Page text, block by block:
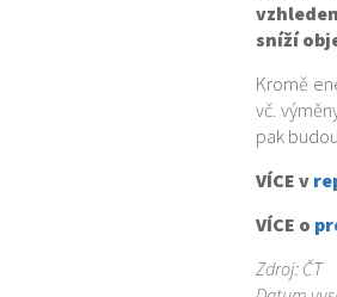
sníží
Kromě
vč.
pak
VÍCE v
VÍCE o
Zdroj: ČT